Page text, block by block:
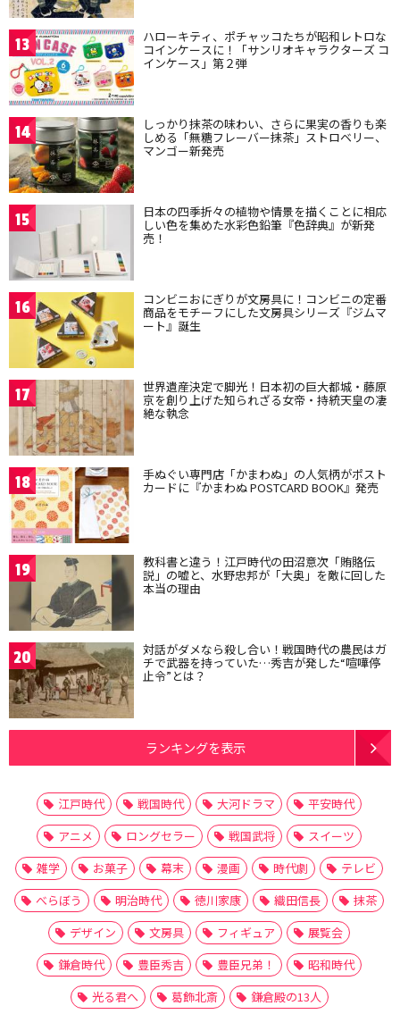
13 ハローキティ、ポチャッコたちが昭和レトロな
コインケースに！「サンリオキャラクターズ コ
インケース」第２弾
14 しっかり抹茶の味わい、さらに果実の香りも楽
しめる「無糖フレーバー抹茶」ストロベリー、
マンゴー新発売
15 日本の四季折々の植物や情景を描くことに相応
しい色を集めた水彩色鉛筆『色辞典』が新発
売！
16 コンビニおにぎりが文房具に！コンビニの定番
商品をモチーフにした文房具シリーズ『ジムマ
ート』誕生
17 世界遺産決定で脚光！日本初の巨大都城・藤原
京を創り上げた知られざる女帝・持統天皇の凄
絶な執念
18 手ぬぐい専門店「かまわぬ」の人気柄がポスト
カードに『かまわぬ POSTCARD BOOK』発売
19 教科書と違う！江戸時代の田沼意次「賄賂伝
説」の嘘と、水野忠邦が「大奥」を敵に回した
本当の理由
20 対話がダメなら殺し合い！戦国時代の農民はガ
チで武器を持っていた…秀吉が発した“喧嘩停
止令”とは？
ランキングを表示
江戸時代 戦国時代 大河ドラマ
平安時代
アニメ
ロングセラー 戦国武将
スイーツ
雑学
お菓子 幕末 漫画 時代劇
テレビ
べらぼう
明治時代 徳川家康 織田信長
抹茶
デザイン
文房具 フィギュア
展覧会
鎌倉時代
豊臣秀吉 豊臣兄弟！
昭和時代
光る君へ
葛飾北斎 鎌倉殿の13人